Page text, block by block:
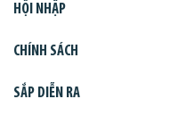
HỘI NHẬP
CHÍNH SÁCH
SẮP DIỄN RA